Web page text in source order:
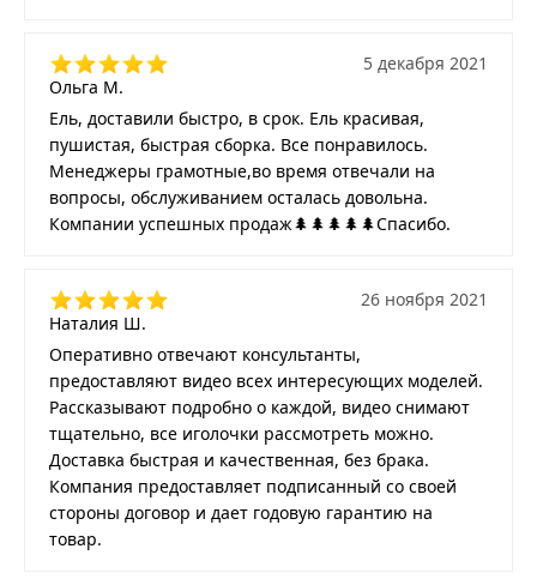
Ольга М.
5 декабря 2021
Ель, доставили быстро, в срок. Ель красивая,
пушистая, быстрая сборка. Все понравилось.
Менеджеры грамотные,во время отвечали на
вопросы, обслуживанием осталась довольна.
Компании успешных продаж🌲🌲🌲🌲🌲Спасибо.
Наталия Ш.
26 ноября 2021
Оперативно отвечают консультанты,
предоставляют видео всех интересующих моделей.
Рассказывают подробно о каждой, видео снимают
тщательно, все иголочки рассмотреть можно.
Доставка быстрая и качественная, без брака.
Компания предоставляет подписанный со своей
стороны договор и дает годовую гарантию на
товар.